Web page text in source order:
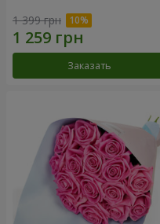
1 399 грн
Заказать